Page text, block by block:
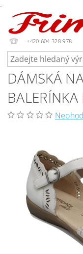
.
+420 604 328 978
DÁMSKÁ
BALERÍNKA